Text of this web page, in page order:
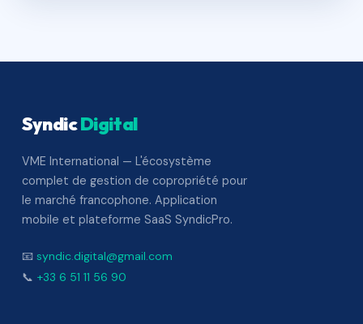
SyndicDigital
VME International — L'écosystème
complet de gestion de copropriété pour
le marché francophone. Application
mobile et plateforme SaaS SyndicPro.
📧 syndic.digital@gmail.com
📞 +33 6 51 11 56 90